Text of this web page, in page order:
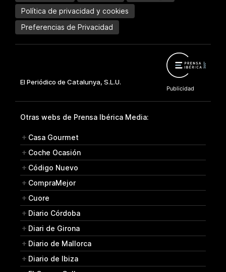
Política de privacidad y cookies
Preferencias de Privacidad
Otras webs de Prensa Ibérica Media:
Casa Gourmet
Coche Ocasión
Código Nuevo
CompraMejor
Cuore
Diario Córdoba
Diari de Girona
Diario de Mallorca
Diario de Ibiza